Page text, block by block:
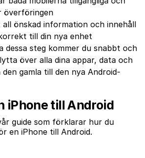
överföringen
önskad information och innehåll
till din nya enhet
dessa steg kommer du snabbt och
över alla dina appar, data och
gamla till den nya Android-
iPhone till Android
guide som förklarar hur du
en iPhone till Android.